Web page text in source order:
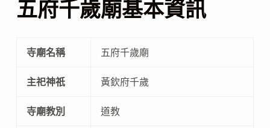
五府千歲廟基本資訊
寺廟名稱 五府千歲廟
主祀神祇 黃欽府千歲
寺廟教別 道教